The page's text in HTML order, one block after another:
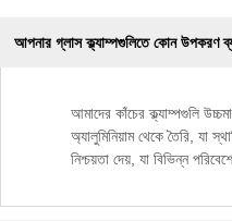
আপনার গ্লাস ক্ল্যাম্পগুলিতে কোন উপকরণ
আমাদের কাঁচের ক্ল্যাম্পগুলি
অ্যালুমিনিয়াম থেকে তৈরি, যা
নিশ্চয়তা দেয়, যা বিভিন্ন